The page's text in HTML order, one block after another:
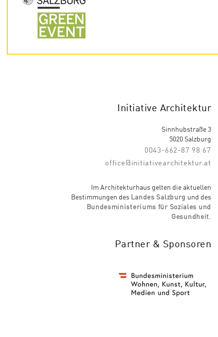
Initiative Architektur
Sinnhubstraße 3
5020 Salzburg
0043-662-87 98 67
office@initiativearchitektur.at
Im Architekturhaus gelten die aktuellen
Bestimmungen des Landes Salzburg und des
Bundesministeriums für Soziales und
Gesundheit
Partner & Sponsoren